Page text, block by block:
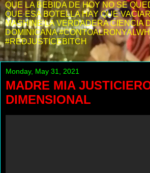
QUE LA BEBIDA DE HOY NO SE
QUE ESA BOTELLA HAY QUE
MASHINE LA VERDADERA CIENCIA
DOMINICANA
#REDJUSTICEBITCH
Monday, May 31, 2021
MADRE MIA
DIMENSIONAL